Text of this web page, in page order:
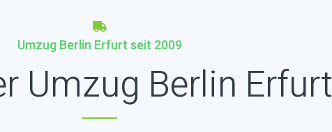
Umzug Berlin Erfurt seit 2009
Umzug Berlin Erfurt